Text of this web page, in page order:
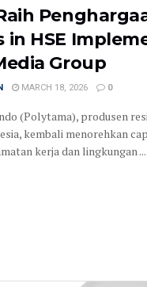
in HSE
Group
MARCH 18, 2026 0
(Polytama), produsen
kembali menorehkan
kerja dan lingkungan ...